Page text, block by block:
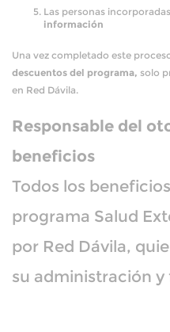
Las personas
información
Una vez completado este
descuentos del programa, solo
en Red Dávila.
Responsable del
beneficios
Todos los
programa Salud
por Red Dávila,
su administración